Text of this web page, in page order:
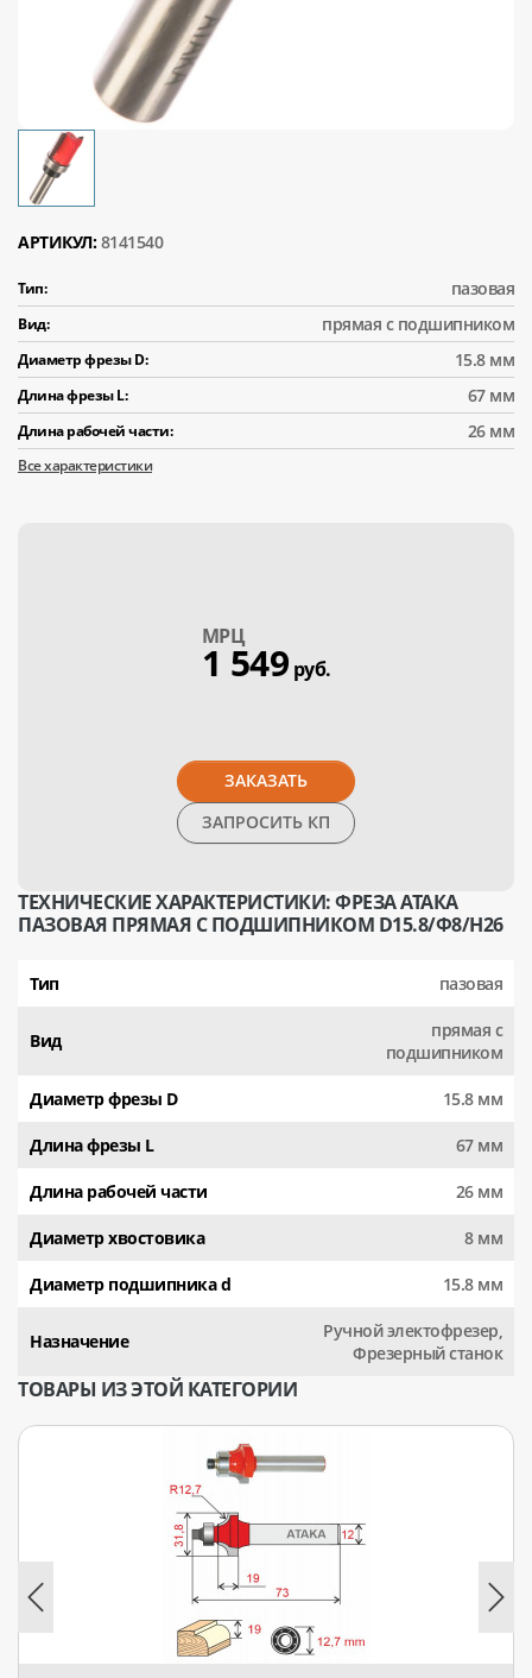
АРТИКУЛ: 8141540
Тип: пазовая
Вид: прямая с подшипником
Диаметр фрезы D: 15.8 мм
Длина фрезы L: 67 мм
Длина рабочей части: 26 мм
Все характеристики
МPЦ
1 549 руб.
ЗАКАЗАТЬ
ЗАПРОСИТЬ КП
ТЕХНИЧЕСКИЕ ХАРАКТЕРИСТИКИ: ФРЕЗА АТАКА
ПАЗОВАЯ ПРЯМАЯ С ПОДШИПНИКОМ D15.8/Ф8/H26
Тип пазовая
Вид
прямая с
подшипником
Диаметр фрезы D 15.8 мм
Длина фрезы L 67 мм
Длина рабочей части 26 мм
Диаметр хвостовика 8 мм
Диаметр подшипника d 15.8 мм
Назначение
Ручной электофрезер,
Фрезерный станок
ТОВАРЫ ИЗ ЭТОЙ КАТЕГОРИИ